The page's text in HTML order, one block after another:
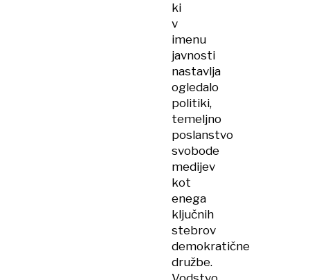
ki
v
imenu
javnosti
nastavlja
ogledalo
politiki,
temeljno
poslanstvo
svobode
medijev
kot
enega
ključnih
stebrov
demokratične
družbe.